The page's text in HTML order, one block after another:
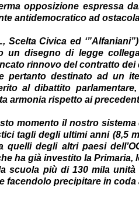
opposizione espressa
antidemocratico ad
Scelta Civica ed
un disegno di legge
rinnovo del contratto
pertanto destinato ad un
al dibattito
armonia rispetto ai
momento il nostro
tagli degli ultimi anni (8,5
quelli degli altri paesi
ha già investito la Primaria,
scuola più di 130 mila
facendolo precipitare in